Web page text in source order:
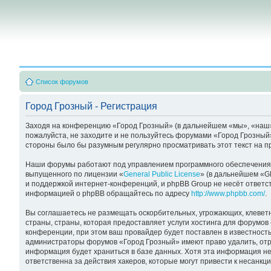
Список форумов
Город Грозный - Регистрация
Заходя на конференцию «Город Грозный» (в дальнейшем «мы»,
пожалуйста, не заходите и не пользуйтесь форумами «Город
стороны было бы разумным регулярно просматривать этот текст на
Наши форумы работают под управлением программного
выпущенного по лицензии «General Public License» (в дальнейшем
и поддержкой интернет-конференций, и phpBB Group не несёт
информацией о phpBB обращайтесь по адресу http://www.phpbb.com/.
Вы соглашаетесь не размещать оскорбительных, угрожающих,
страны, страны, которая предоставляет услуги хостинга для
конференции, при этом ваш провайдер будет поставлен в
администраторы форумов «Город Грозный» имеют право удалить,
информация будет храниться в базе данных. Хотя эта информация
ответственна за действия хакеров, которые могут привести к